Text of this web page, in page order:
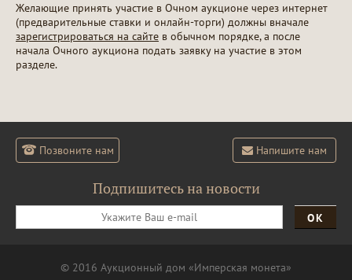
Желающие принять участие в Очном аукционе через интернет
(предварительные ставки и онлайн-торги) должны вначале
зарегистрироваться на сайте в обычном порядке, а после
начала Очного аукциона подать заявку на участие в этом
разделе.
Позвоните нам Напишите нам
Подпишитесь на новости
ОК
© 2016 Аукционный дом «Имперская монета»